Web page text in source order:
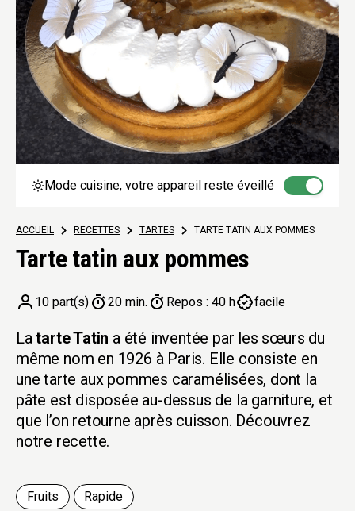
Mode cuisine, votre appareil reste éveillé
ACCUEIL > RECETTES > TARTES > TARTE TATIN AUX POMMES
Tarte tatin aux pommes
10 part(s) 20 min. Repos : 40 h facile
Latarte Tatin a été inventée par les sœurs du
même nom en 1926 à Paris. Elle consiste en
une tarte aux pommes caramélisées, dont la
pâte est disposée au-dessus de la garniture, et
que l’on retourne après cuisson. Découvrez
notre recette.
Fruits Rapide